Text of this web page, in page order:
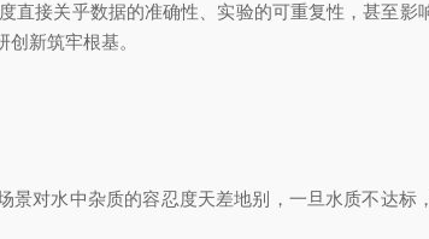
接关乎数据的准确性、实验的可重复性，甚至影
新筑牢根基。
对水中杂质的容忍度天差地别，一旦水质不达标